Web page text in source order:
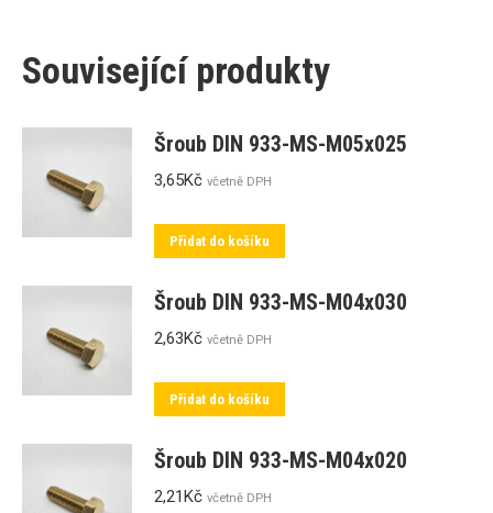
Související produkty
Šroub DIN 933-MS-M05x025
3,65Kč včetně DPH
Přidat do košíku
Šroub DIN 933-MS-M04x030
2,63Kč včetně DPH
Přidat do košíku
Šroub DIN 933-MS-M04x020
2,21Kč včetně DPH